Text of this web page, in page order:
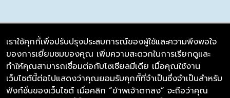
บริษัท ซิมลิงค์ จำกัด
98/226 Bangrakyai-Baanmai Road,
Bangyai, Nonthaburi 11140
เราใช้คุกกี้เพื่อปรับปรุงประสบการณ์ของผู้ใช้และความพึงพอใจ
ของการเยี่ยมชมของคุณ เพิ่มความสะดวกในการเรียกดูและ
ทำให้คุณสามารถเชื่อมต่อกับโซเชียลมีเดีย เมื่อคุณใช้งาน
เว็บไซต์นี้ต่อไปแสดงว่าคุณยอมรับคุกกี้ที่จำเป็นซึ่งจำเป็นสำหรับ
ฟังก์ชั่นของเว็บไซต์ เมื่อคลิก “ข้าพเจ้าตกลง” จะถือว่าคุณ